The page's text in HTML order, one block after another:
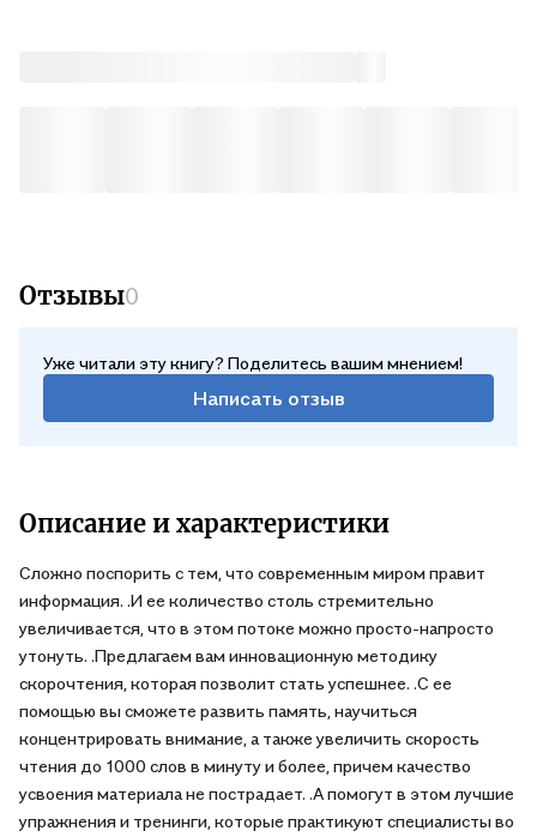
Отзывы0
Уже читали эту книгу? Поделитесь вашим мнением!
Написать отзыв
Описание и характеристики
Сложно поспорить с тем, что современным миром правит
информация. .И ее количество столь стремительно
увеличивается, что в этом потоке можно просто-напросто
утонуть. .Предлагаем вам инновационную методику
скорочтения, которая позволит стать успешнее. .С ее
помощью вы сможете развить память, научиться
концентрировать внимание, а также увеличить скорость
чтения до 1000 слов в минуту и более, причем качество
усвоения материала не пострадает. .А помогут в этом лучшие
упражнения и тренинги, которые практикуют специалисты во